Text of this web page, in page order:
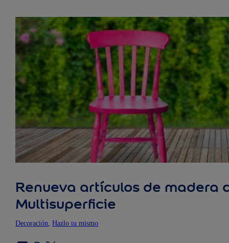
Renueva artículos de madera
Multisuperficie
Decoración, Hazlo tu mismo